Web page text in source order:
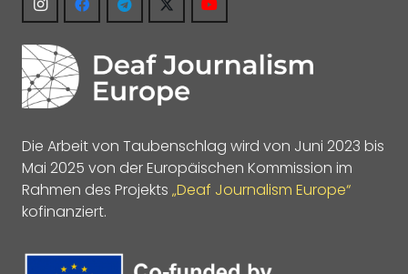
Die Arbeit von Taubenschlag wird von Juni 2023 bis
Mai 2025 von der Europäischen Kommission im
Rahmen des Projekts „Deaf Journalism Europe“
kofinanziert.